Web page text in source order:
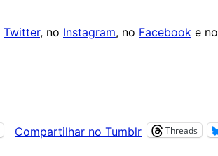
Twitter, no Instagram, no Facebook e no
Compartilhar no Tumblr Threads